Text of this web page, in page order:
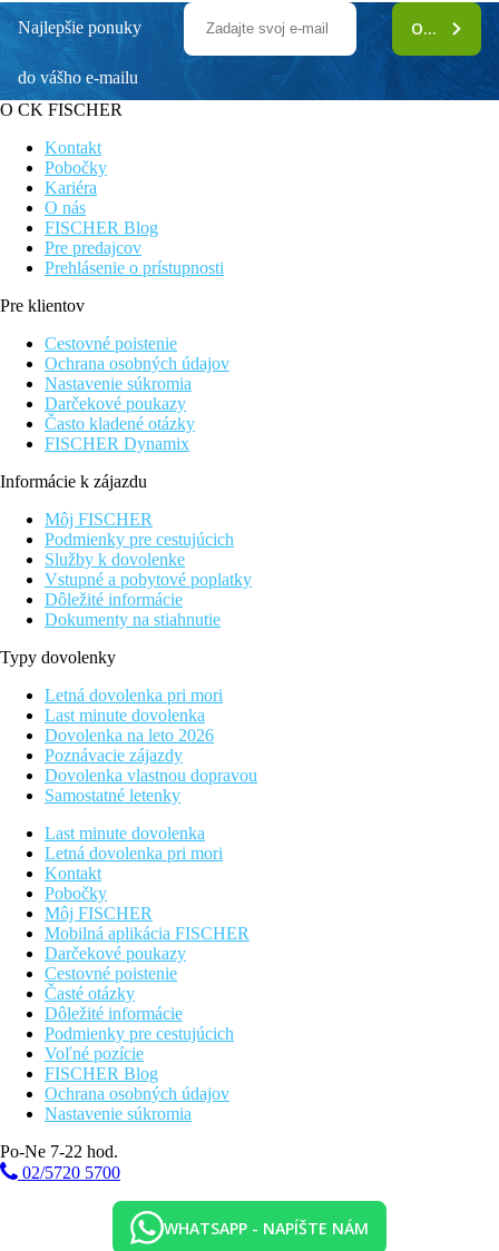
Najlepšie ponuky
do vášho e-mailu
ODOBERAŤ
O CK FISCHER
Kontakt
Pobočky
Kariéra
O nás
FISCHER Blog
Pre predajcov
Prehlásenie o prístupnosti
Pre klientov
Cestovné poistenie
Ochrana osobných údajov
Nastavenie súkromia
Darčekové poukazy
Často kladené otázky
FISCHER Dynamix
Informácie k zájazdu
Môj FISCHER
Podmienky pre cestujúcich
Služby k dovolenke
Vstupné a pobytové poplatky
Dôležité informácie
Dokumenty na stiahnutie
Typy dovolenky
Letná dovolenka pri mori
Last minute dovolenka
Dovolenka na leto 2026
Poznávacie zájazdy
Dovolenka vlastnou dopravou
Samostatné letenky
Last minute dovolenka
Letná dovolenka pri mori
Kontakt
Pobočky
Môj FISCHER
Mobilná aplikácia FISCHER
Darčekové poukazy
Cestovné poistenie
Časté otázky
Dôležité informácie
Podmienky pre cestujúcich
Voľné pozície
FISCHER Blog
Ochrana osobných údajov
Nastavenie súkromia
Po-Ne 7-22 hod.
02/5720 5700
WHATSAPP - NAPÍŠTE NÁM